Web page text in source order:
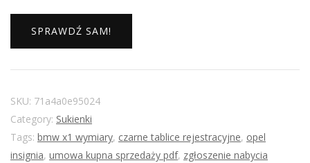
SPRAWDŹ SAM!
SKU: 71a4a0e95024
Category: Sukienki
Tags: bmw x1 wymiary, czarne tablice rejestracyjne, opel
insignia, umowa kupna sprzedaży pdf, zgłoszenie nabycia